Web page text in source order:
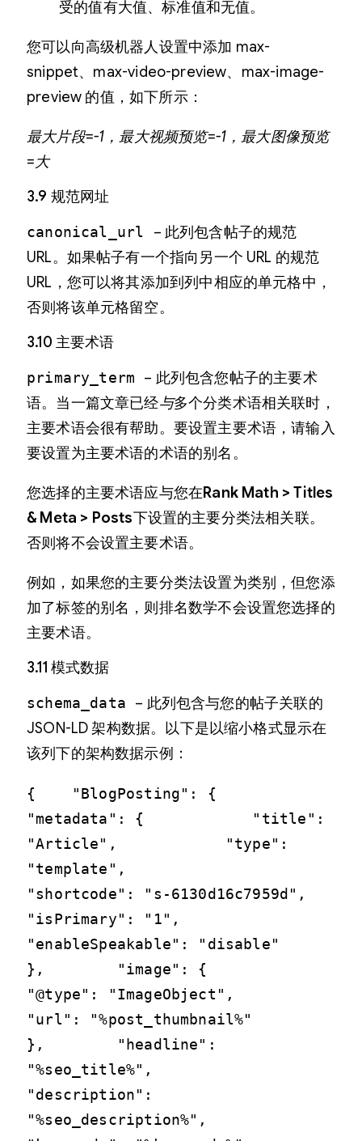
受的值有大值、标准值和无值。
您可以向高级机器人设置中添加 max-
snippet、max-video-preview、max-image-
preview 的值，如下所示：
最大片段=-1，最大视频预览=-1，最大图像预览
=大
3.9 规范网址
canonical_url – 此列包含帖子的规范
URL。如果帖子有一个指向另一个 URL 的规范
URL，您可以将其添加到列中相应的单元格中，
否则将该单元格留空。
3.10 主要术语
primary_term – 此列包含您帖子的主要术
语。当一篇文章已经与多个分类术语相关联时，
主要术语会很有帮助。要设置主要术语，请输入
要设置为主要术语的术语的别名。
您选择的主要术语应与您在Rank Math > Titles
& Meta > Posts下设置的主要分类法相关联。
否则将不会设置主要术语。
例如，如果您的主要分类法设置为类别，但您添
加了标签的别名，则排名数学不会设置您选择的
主要术语。
3.11 模式数据
schema_data – 此列包含与您的帖子关联的
JSON-LD 架构数据。以下是以缩小格式显示在
该列下的架构数据示例：
{    "BlogPosting": {
"metadata": {            "title":
"Article",            "type":
"template",
"shortcode": "s-6130d16c7959d",
"isPrimary": "1",
"enableSpeakable": "disable"
},        "image": {
"@type": "ImageObject",
"url": "%post_thumbnail%"
},        "headline":
"%seo_title%",
"description":
"%seo_description%",